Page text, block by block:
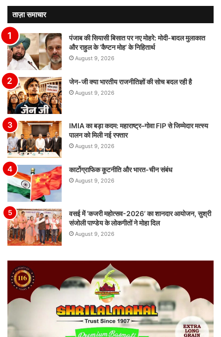
ताज़ा समाचार
पंजाब की सियासी बिसात पर नए मोहरे: मोदी-बादल मुलाकात
और राहुल के ‘कैप्टन मोह’ के निहितार्थ
August 9, 2026
जेन-जी क्या भारतीय राजनीतिज्ञों की सोच बदल रही है
August 9, 2026
IMIA का बड़ा कदम: महाराष्ट्र–गोवा FIP से जिम्मेदार मत्स्य
पालन को मिली नई रफ्तार
August 9, 2026
कार्टोग्राफिक कूटनीति और भारत-चीन संबंध
August 9, 2026
वसई में ‘कजरी महोत्सव-2026’ का शानदार आयोजन, सुश्री
संजोली पाण्डेय के लोकगीतों ने मोहा दिल
August 9, 2026